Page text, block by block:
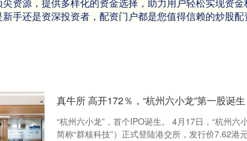
手还是资深投资者，配资门户都是您值得信赖的炒股配
真牛所 高开172％，“杭州六小龙”第一股诞
“杭州六小龙”，首个IPO诞生。 4月17日，“杭州
简称“群核科技”）正式登陆港交所，发行价7.62港